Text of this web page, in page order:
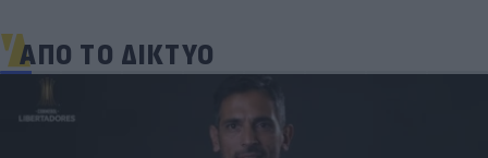
ΑΠΟ ΤΟ ΔΙΚΤΥΟ